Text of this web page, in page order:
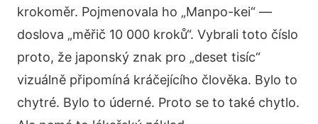
krokoměr. Pojmenovala ho „Manpo-kei“ —
doslova „měřič 10 000 kroků“. Vybrali toto číslo
proto, že japonský znak pro „deset tisíc“
vizuálně připomíná kráčejícího člověka. Bylo to
chytré. Bylo to úderné. Proto se to také chytlo.